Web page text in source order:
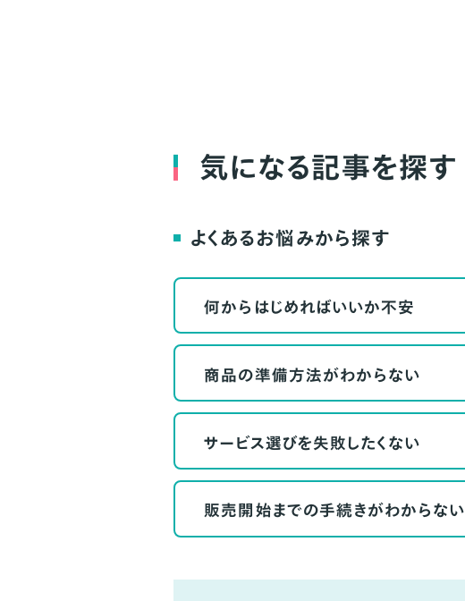
気になる記事を探す
よくあるお悩みから探す
何からはじめればいいか不安
商品の準備方法がわからない
サービス選びを失敗したくない
販売開始までの手続きがわからない